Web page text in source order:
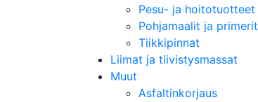
Pesu- ja hoitotuotteet
Pohjamaalit ja primerit
Tiikkipinnat
Liimat ja tiivistysmassat
Muut
Asfaltinkorjaus